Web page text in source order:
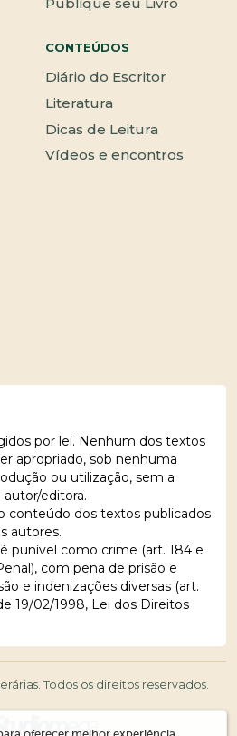
Publique seu Livro
CONTEÚDOS
Diário do Escritor
Literatura
Dicas de Leitura
Vídeos e encontros
por lei. Nenhum dos textos
apropriado, sob nenhuma
ou utilização, sem a
autor/editora.
conteúdo dos textos publicados
autores.
punível como crime (art. 184 e
com pena de prisão e
e indenizações diversas (art.
19/02/1998, Lei dos Direitos
Todos os direitos reservados.